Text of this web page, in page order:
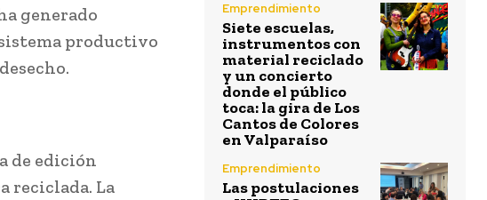
generado
productivo
de edición
reciclada. La
Emprendimiento
Siete escuelas,
instrumentos con
material reciclado
y un concierto
donde el público
toca: la gira de Los
Cantos de Colores
en Valparaíso
Emprendimiento
Las postulaciones